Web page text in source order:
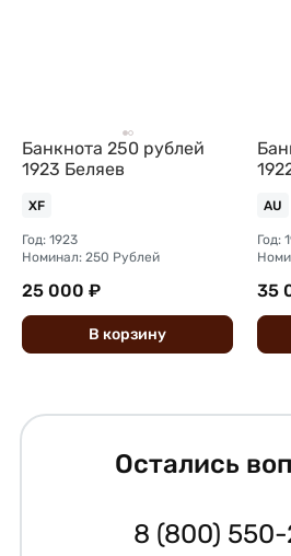
Банкнота 250 рублей
1923 Беляев
XF
Год: 1923
Номинал: 250 Рублей
25 000 ₽
В корзину
AU
Год:
35
Остались
8 (800)